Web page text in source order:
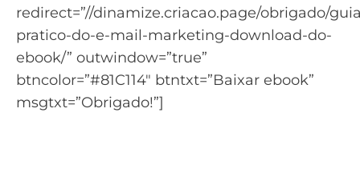
redirect=”//dinamize.criacao.page/obrigado/
pratico-do-e-mail-marketing-download-do-
ebook/” outwindow=”true”
btncolor=”#81C114″ btntxt=”Baixar ebook”
msgtxt=”Obrigado!”]